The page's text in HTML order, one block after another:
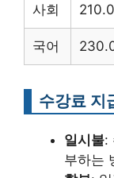
사회
국어
수강료 지
일시불:
부하는